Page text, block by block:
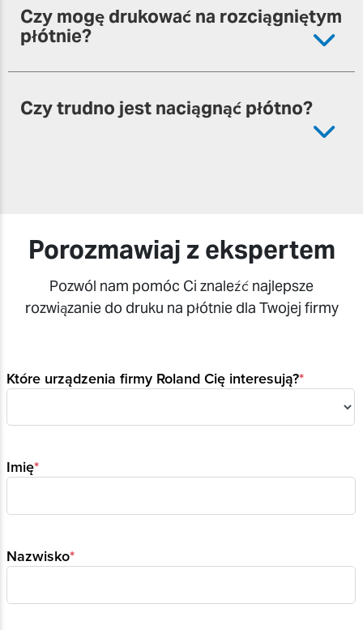
Czy mogę drukować na rozciągniętym
płótnie?
Czy trudno jest naciągnąć płótno?
Porozmawiaj z ekspertem
Pozwól nam pomóc Ci znaleźć najlepsze
rozwiązanie do druku na płótnie dla Twojej firmy